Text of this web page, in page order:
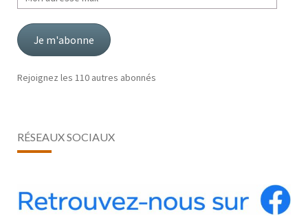
adresse
mail
Je m'abonne
Rejoignez les 110 autres abonnés
RÉSEAUX SOCIAUX